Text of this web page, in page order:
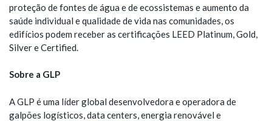
proteção de fontes de água e de ecossistemas e aumento da
saúde individual e qualidade de vida nas comunidades, os
edifícios podem receber as certificações LEED Platinum, Gold,
Silver e Certified.
Sobre a GLP
A GLP é uma líder global desenvolvedora e operadora de
galpões logísticos, data centers, energia renovável e